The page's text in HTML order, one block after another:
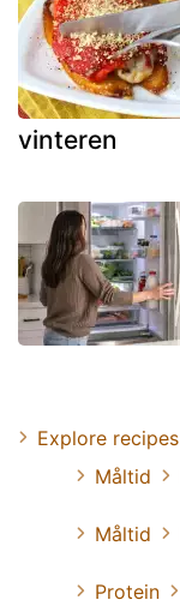
vinteren
Explore recipes
Måltid
Måltid
Protein